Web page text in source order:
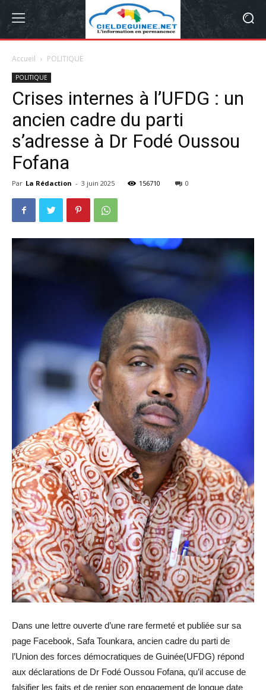
Accueil POLITIQUE
POLITIQUE
Crises internes à l’UFDG : un
ancien cadre du parti
s’adresse à Dr Fodé Oussou
Fofana
Par La Rédaction - 3 juin 2025 156710 0
Dans une lettre ouverte d’une rare fermeté et publiée sur sa
page Facebook, Safa Tounkara, ancien cadre du parti de
l’Union des forces démocratiques de Guinée(UFDG) répond
aux déclarations de Dr Fodé Oussou Fofana, qu’il accuse de
falsifier les faits et de renier son engagement de longue date